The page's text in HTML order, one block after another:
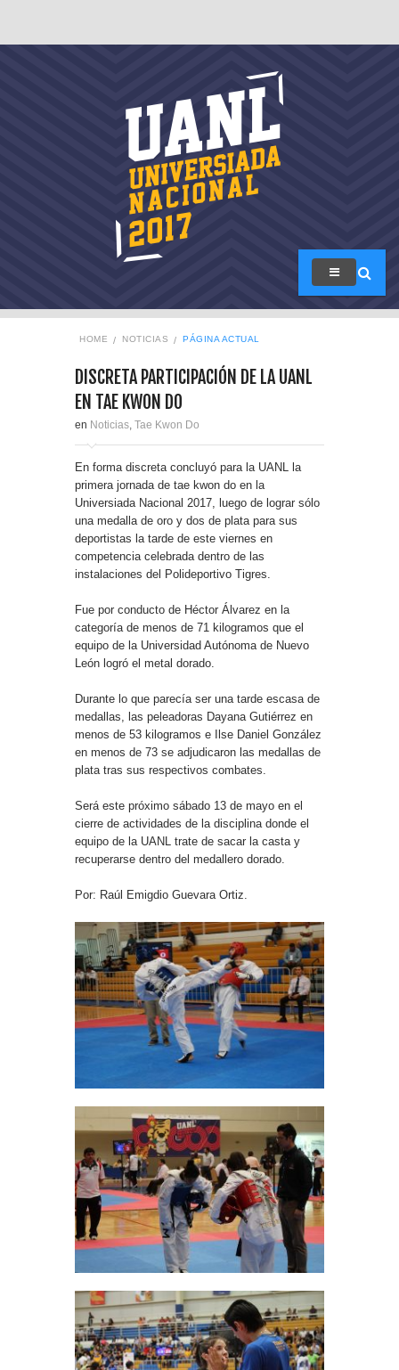
HOME NOTICIAS PÁGINA ACTUAL
DISCRETA PARTICIPACIÓN DE LA UANL
EN TAE KWON DO
en Noticias Tae Kwon Do
En forma discreta concluyó para la UANL la
primera jornada de tae kwon do en la
Universiada Nacional 2017, luego de lograr sólo
una medalla de oro y dos de plata para sus
deportistas la tarde de este viernes en
competencia celebrada dentro de las
instalaciones del Polideportivo Tigres.
Fue por conducto de Héctor Álvarez en la
categoría de menos de 71 kilogramos que el
equipo de la Universidad Autónoma de Nuevo
León logró el metal dorado.
Durante lo que parecía ser una tarde escasa de
medallas, las peleadoras Dayana Gutiérrez en
menos de 53 kilogramos e Ilse Daniel González
en menos de 73 se adjudicaron las medallas de
plata tras sus respectivos combates.
Será este próximo sábado 13 de mayo en el
cierre de actividades de la disciplina donde el
equipo de la UANL trate de sacar la casta y
recuperarse dentro del medallero dorado.
Por: Raúl Emigdio Guevara Ortiz.